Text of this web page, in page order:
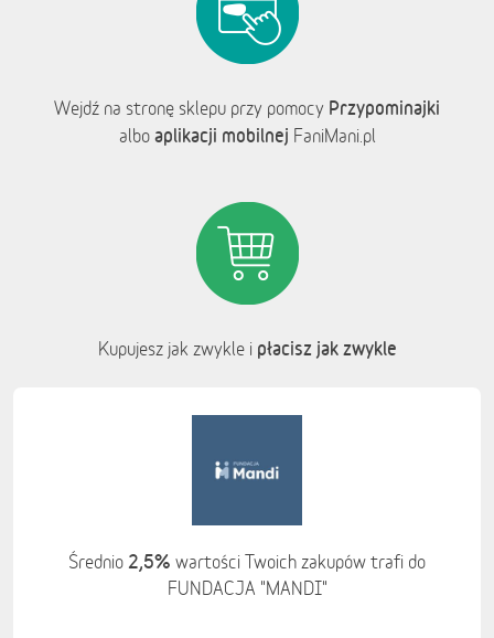
Wejdź na stronę sklepu przy pomocy Przypominajki
albo aplikacji mobilnej FaniMani.pl
Kupujesz jak zwykle i płacisz jak zwykle
Średnio 2,5% wartości Twoich zakupów trafi do
FUNDACJA "MANDI"